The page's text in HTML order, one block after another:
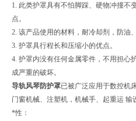
1. 此类护罩具有不怕脚踩、硬物冲撞不
点。
2. 该产品使用的材料，耐冷却剂，防油、
3. 护罩具行程长和压缩小的优点。
4. 护罩内没有任何金属零件，不用担心
成严重的破坏。
导轨风琴防护罩已被广泛应用于数控机
门窗机械、注塑机，机械手、起重运 输
*性：